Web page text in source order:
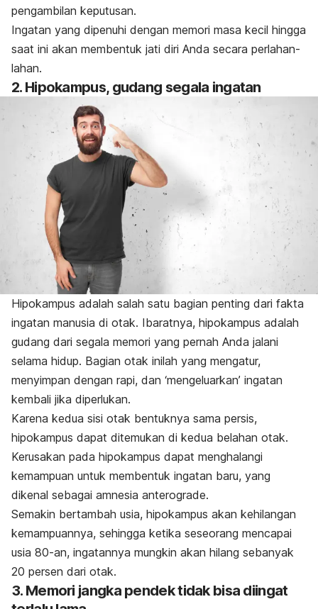
pengambilan keputusan.
Ingatan yang dipenuhi dengan memori masa kecil hingga
saat ini akan membentuk jati diri Anda secara perlahan-
lahan.
2. Hipokampus, gudang segala ingatan
Hipokampus adalah salah satu bagian penting dari fakta
ingatan manusia di otak. Ibaratnya, hipokampus adalah
gudang dari segala memori yang pernah Anda jalani
selama hidup. Bagian otak inilah yang mengatur,
menyimpan dengan rapi, dan ‘mengeluarkan’ ingatan
kembali jika diperlukan.
Karena kedua sisi otak bentuknya sama persis,
hipokampus dapat ditemukan di kedua belahan otak.
Kerusakan pada hipokampus dapat menghalangi
kemampuan untuk membentuk ingatan baru, yang
dikenal sebagai amnesia anterograde.
Semakin bertambah usia, hipokampus akan kehilangan
kemampuannya, sehingga ketika seseorang mencapai
usia 80-an, ingatannya mungkin akan hilang sebanyak
20 persen dari otak.
3. Memori jangka pendek tidak bisa diingat